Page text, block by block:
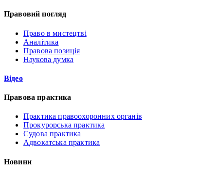
Правовий погляд
Право в мистецтві
Аналітика
Правова позиція
Наукова думка
Відео
Правова практика
Практика правоохоронних органів
Прокурорська практика
Судова практика
Адвокатська практика
Новини